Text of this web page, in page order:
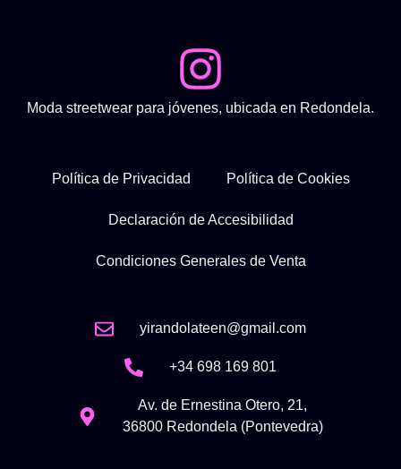
Moda streetwear para jóvenes, ubicada en Redondela.
Política de Privacidad Política de Cookies
Declaración de Accesibilidad
Condiciones Generales de Venta
yirandolateen@gmail.com
+34 698 169 801
Av. de Ernestina Otero, 21,
36800 Redondela (Pontevedra)